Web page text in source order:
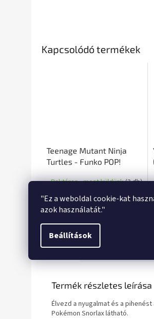
"Ez a weboldal cookie-kat
azok használatát."
Beállítások
Kapcsolódó termékek
Teenage Mutant Ninja
Turtles - Funko POP!
(Csokoládé)
Raktáron - most küldünk(2 db)
8 810 Ft
Termék részletes leírása
Élvezd a nyugalmat és a
Pokémon Snorlax látható.